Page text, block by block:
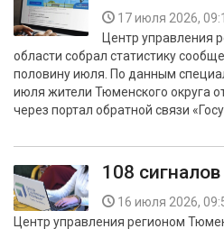
БЕЗОПАСНОСТЬ
АРХИВ PDF
17 июля 2026,
Центр управления
области собрал статистику
половину июля. По данным
июля жители Тюменского округа
через портал обратной связи
108
16 июля 2026,
Центр управления регионом